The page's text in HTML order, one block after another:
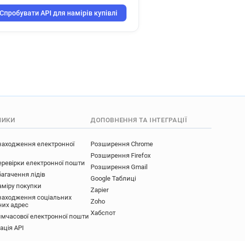
Спробувати API для намірів купівлі
електронної
електронної пошти
лідів
покупки
соціальних
адрес
електронної пошти
API
ДОПОВНЕННЯ ТА ІНТЕГРАЦІЇ
Розширення Chrome
Розширення Firefox
Розширення Gmail
Google Таблиці
Zapier
Zoho
Хабспот